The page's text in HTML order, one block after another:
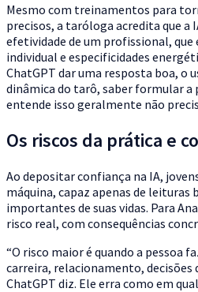
Mesmo com treinamentos para
precisos, a taróloga acredita que a
efetividade de um profissional,
individual e especificidades
ChatGPT dar uma resposta boa, o
dinâmica do tarô, saber formular a
entende isso geralmente não
Os riscos da prática e
Ao depositar confiança na IA,
máquina, capaz apenas de leituras
importantes de suas vidas. Para
risco real, com consequências
“O risco maior é quando a pessoa
carreira, relacionamento, decisões
ChatGPT diz. Ele erra como em